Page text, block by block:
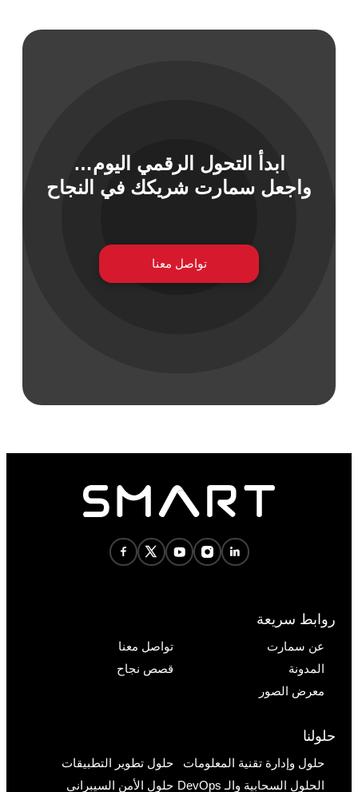
المعلومات
ابدأ التحول الرقمي اليوم…
واجعل سمارت شريكك في النجاح
تواصل معنا
روابط سريعة
عن سمارت
تواصل معنا
المدونة
قصص نجاح
معرض الصور
حلولنا
حلول وإدارة تقنية المعلومات
حلول تطوير التطبيقات
الحلول السحابية والـ DevOps
حلول الأمن السيبراني